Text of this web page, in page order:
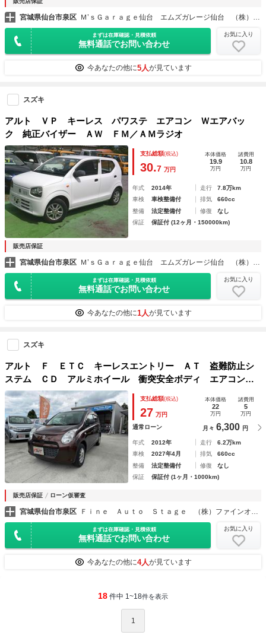
宮城県仙台市泉区 Ｍ’ｓＧａｒａｇｅ仙台 エムズガレージ仙台 （株）エムズ
まずは在庫確認・見積依頼
無料通話でお問い合わせ
お気に入り
今あなたの他に5人が見ています
スズキ
アルト ＶＰ キーレス パワステ エアコン Ｗエアバッ
ク 純正バイザー ＡＷ ＦＭ／ＡＭラジオ
支払総額(税込)
30.7 万円
本体価格
19.9
万円
諸費用
10.8
万円
年式 2014年 走行
7.8万km
車検
車検整備付 排気
660cc
整備
法定整備付 修復
なし
保証
保証付 (12ヶ月・150000km)
販売店保証
宮城県仙台市泉区 Ｍ’ｓＧａｒａｇｅ仙台 エムズガレージ仙台 （株）エムズ
まずは在庫確認・見積依頼
無料通話でお問い合わせ
お気に入り
今あなたの他に1人が見ています
スズキ
アルト Ｆ ＥＴＣ キーレスエントリー ＡＴ 盗難防止シ
ステム ＣＤ アルミホイール 衝突安全ボディ エアコン
パワーステアリング
支払総額(税込)
27 万円
本体価格
22
万円
諸費用
5
万円
通常ローン 月々 6,300 円
年式 2012年 走行
6.2万km
車検
2027年4月 排気
660cc
整備
法定整備付 修復
なし
保証
保証付 (1ヶ月・1000km)
販売店保証 ローン仮審査
宮城県仙台市泉区 Ｆｉｎｅ Ａｕｔｏ Ｓｔａｇｅ （株）ファインオートステージ
まずは在庫確認・見積依頼
無料通話でお問い合わせ
お気に入り
今あなたの他に4人が見ています
18 件中 1~18件を表示
1